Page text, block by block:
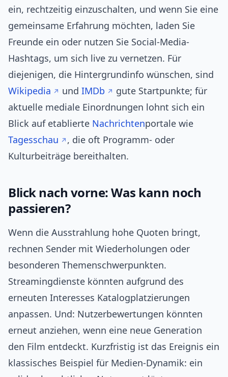
ein, rechtzeitig einzuschalten, und wenn Sie eine
gemeinsame Erfahrung möchten, laden Sie
Freunde ein oder nutzen Sie Social-Media-
Hashtags, um sich live zu vernetzen. Für
diejenigen, die Hintergrundinfo wünschen, sind
Wikipedia
und IMDb
gute Startpunkte; für
aktuelle mediale Einordnungen lohnt sich ein
Blick auf etablierte Nachrichtenportale wie
Tagesschau
, die oft Programm- oder
Kulturbeiträge bereithalten.
Blick nach vorne: Was kann noch
passieren?
Wenn die Ausstrahlung hohe Quoten bringt,
rechnen Sender mit Wiederholungen oder
besonderen Themenschwerpunkten.
Streamingdienste könnten aufgrund des
erneuten Interesses Katalogplatzierungen
anpassen. Und: Nutzerbewertungen könnten
erneut anziehen, wenn eine neue Generation
den Film entdeckt. Kurzfristig ist das Ereignis ein
klassisches Beispiel für Medien-Dynamik: ein